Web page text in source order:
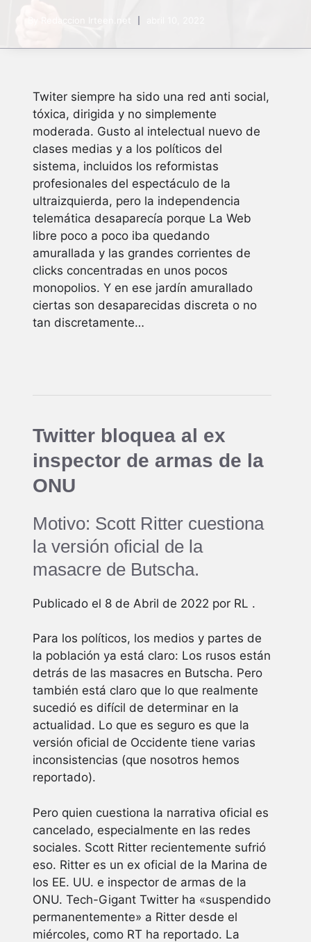
Redaccion Irteen.net
Twiter siempre ha sido una red anti social,
tóxica, dirigida y no simplemente
moderada. Gusto al intelectual nuevo de
clases medias y a los políticos del
sistema, incluidos los reformistas
profesionales del espectáculo de la
ultraizquierda, pero la independencia
telemática desaparecía porque La Web
libre poco a poco iba quedando
amurallada y las grandes corrientes de
clicks concentradas en unos pocos
monopolios. Y en ese jardín amurallado
ciertas son desaparecidas discreta o no
tan discretamente…
Twitter bloquea al ex
inspector de armas de la
ONU
Motivo: Scott Ritter cuestiona
la versión oficial de la
masacre de Butscha.
Publicado el 8 de Abril de 2022 por RL .
Para los políticos, los medios y partes de
la población ya está claro: Los rusos están
detrás de las masacres en Butscha. Pero
también está claro que lo que realmente
sucedió es difícil de determinar en la
actualidad. Lo que es seguro es que la
versión oficial de Occidente tiene varias
inconsistencias (que nosotros hemos
reportado).
Pero quien cuestiona la narrativa oficial es
cancelado, especialmente en las redes
sociales. Scott Ritter recientemente sufrió
eso. Ritter es un ex oficial de la Marina de
los EE. UU. e inspector de armas de la
ONU. Tech-Gigant Twitter ha «suspendido
permanentemente» a Ritter desde el
miércoles, como RT ha reportado. La